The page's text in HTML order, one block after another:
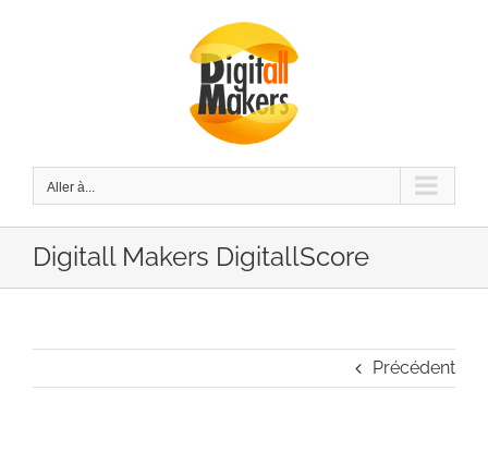
Aller à...
Digitall Makers DigitallScore
Précédent